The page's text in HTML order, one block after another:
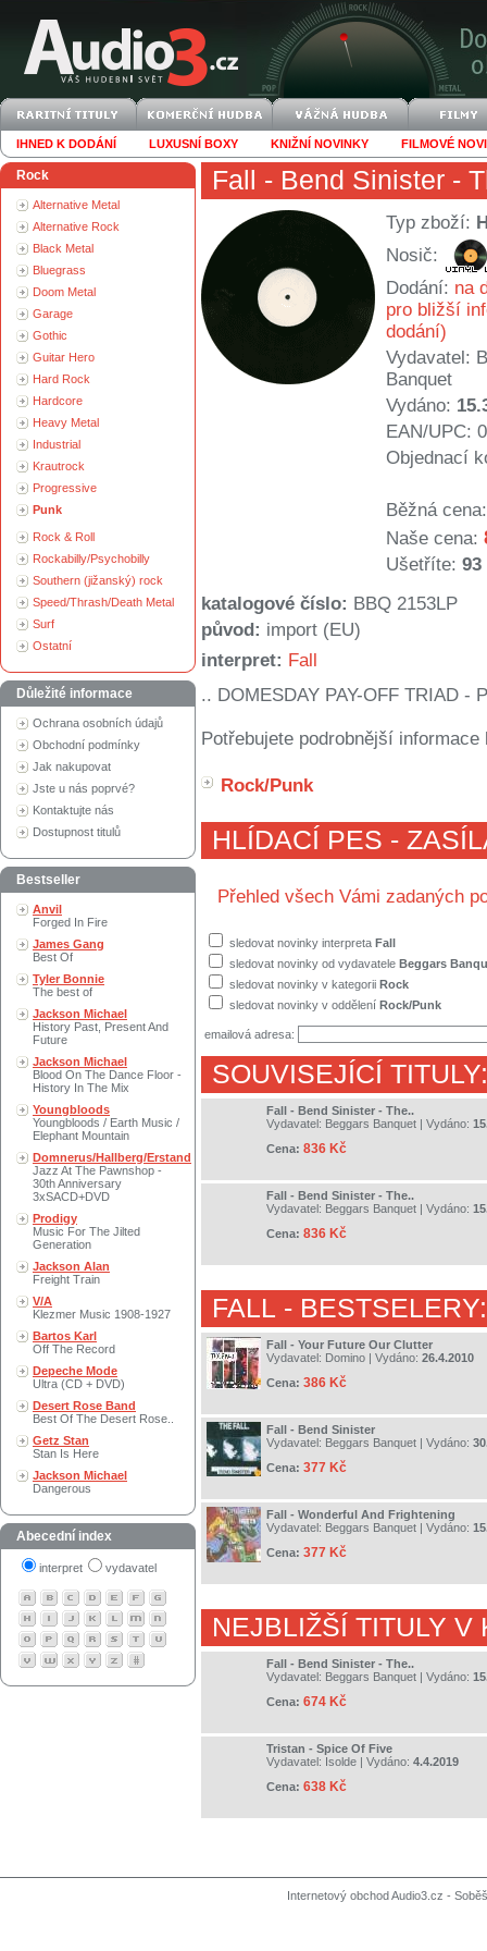
IHNED K DODÁNÍ LUXUSNÍ BOXY KNIŽNÍ NOVINKY FILMOVÉ
Rock
Alternative Metal
Alternative Rock
Black Metal
Bluegrass
Doom Metal
Garage
Gothic
Guitar Hero
Hard Rock
Hardcore
Heavy Metal
Industrial
Krautrock
Progressive
Punk
Rock & Roll
Rockabilly/Psychobilly
Southern (jižanský) rock
Speed/Thrash/Death Metal
Surf
Ostatní
Důležité informace
Ochrana osobních údajů
Obchodní podmínky
Jak nakupovat
Jste u nás poprvé?
Kontaktujte nás
Dostupnost titulů
Bestseller
Anvil
Forged In Fire
James Gang
Best Of
Tyler Bonnie
The best of
Jackson Michael
History Past, Present And
Future
Jackson Michael
Blood On The Dance Floor -
History In The Mix
Youngbloods
Youngbloods / Earth Music /
Elephant Mountain
Domnerus/Hallberg/Erstand
Jazz At The Pawnshop -
30th Anniversary
3xSACD+DVD
Prodigy
Music For The Jilted
Generation
Jackson Alan
Freight Train
V/A
Klezmer Music 1908-1927
Bartos Karl
Off The Record
Depeche Mode
Ultra (CD + DVD)
Desert Rose Band
Best Of The Desert Rose..
Getz Stan
Stan Is Here
Jackson Michael
Dangerous
Abecední index
interpret vydavatel
Fall - Bend Sinister -
Typ zboží:
Nosič:
Dodání: na
pro bližší
dodání)
Vydavatel:
Banquet
Vydáno:
EAN/UPC:
Objednací
Běžná cena:
Naše cena:
Ušetříte: 93
katalogové číslo: BBQ 2153LP
původ: import (EU)
interpret: Fall
.. DOMESDAY PAY-OFF TRIAD -
Potřebujete podrobnější
Rock/Punk
HLÍDACÍ PES -
Přehled všech Vámi zadaných
sledovat novinky interpreta Fall
sledovat novinky od vydavatele Beggars
sledovat novinky v kategorii Rock
sledovat novinky v oddělení Rock/Punk
emailová adresa:
SOUVISEJÍCÍ TITULY:
Fall - Bend Sinister - The..
Vydavatel: Beggars Banquet | Vydáno:
Cena: 836 Kč
Fall - Bend Sinister - The..
Vydavatel: Beggars Banquet | Vydáno:
Cena: 836 Kč
FALL - BESTSELERY:
Fall - Your Future Our Clutter
Vydavatel: Domino | Vydáno: 26.4.2010
Cena: 386 Kč
Fall - Bend Sinister
Vydavatel: Beggars Banquet | Vydáno:
Cena: 377 Kč
Fall - Wonderful And Frightening
Vydavatel: Beggars Banquet | Vydáno:
Cena: 377 Kč
NEJBLIŽŠÍ TITULY V
Fall - Bend Sinister - The..
Vydavatel: Beggars Banquet | Vydáno:
Cena: 674 Kč
Tristan - Spice Of Five
Vydavatel: Isolde | Vydáno: 4.4.2019
Cena: 638 Kč
Internetový obchod Audio3.cz -